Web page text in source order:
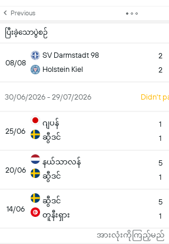
Previous
ပြီးခဲ့သောပွဲစဉ်
08/08
SV Darmstadt 98
Holstein Kiel
2
2
30/06/2026 - 29/07/2026 Didn't
25/06
ဂျပန်
ဆွီဒင်
1
1
20/06
နယ်သာလန်
ဆွီဒင်
5
1
14/06
ဆွီဒင်
တူနီးရှား
5
1
အားလုံးကိုကြည့်မည်